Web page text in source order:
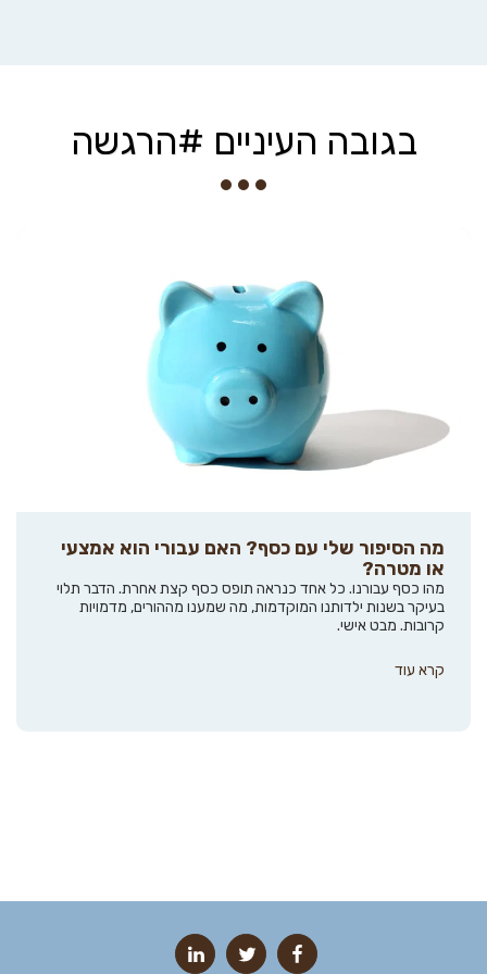
בגובה העיניים #הרגשה
מה הסיפור שלי עם כסף? האם עבורי הוא אמצעי
או מטרה?
מהו כסף עבורנו. כל אחד כנראה תופס כסף קצת אחרת. הדבר תלוי
בעיקר בשנות ילדותנו המוקדמות, מה שמענו מההורים, מדמויות
קרובות. מבט אישי.
קרא עוד